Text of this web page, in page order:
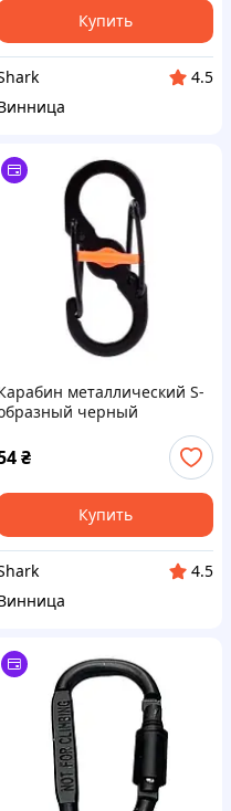
Купить
4.5
металлический S-
черный
₴
Купить
4.5